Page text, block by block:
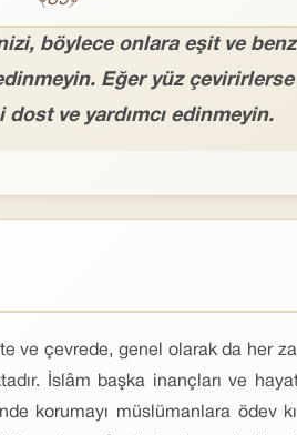
böylece onlara eşit ve
Eğer yüz çevirirlerse
ve yardımcı edinmeyin.
ve çevrede, genel olarak da her
İslâm başka inançları ve
korumayı müslümanlara ödev